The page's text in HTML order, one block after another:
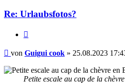
Re: Urlaubsfotos?
Beitrag
von Guigui cook » 25.08.2023
Petite escale au cap de la